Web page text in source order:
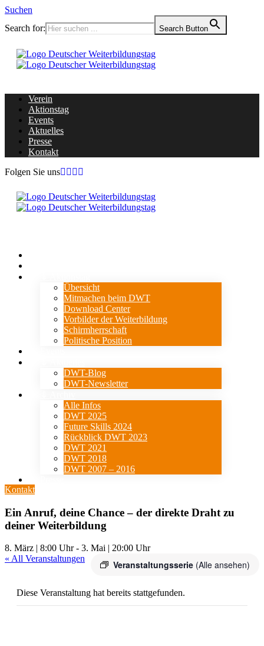
Suchen
Search for:
Search Button
Verein
Aktionstag
Events
Aktuelles
Presse
Kontakt
Folgen Sie uns
Übersicht
Mitmachen beim DWT
Download Center
Vorbilder der Weiterbildung
Schirmherrschaft
Politische Position
DWT-Blog
DWT-Newsletter
Alle Infos
DWT 2025
Future Skills 2024
Rückblick DWT 2023
DWT 2021
DWT 2018
DWT 2007 – 2016
Kontakt
Ein Anruf, deine Chance – der direkte Draht zu
deiner Weiterbildung
8. März | 8:00 Uhr- 3. Mai | 20:00 Uhr
Veranstaltungsserie (Alle ansehen)
« All Veranstaltungen
Diese Veranstaltung hat bereits stattgefunden.